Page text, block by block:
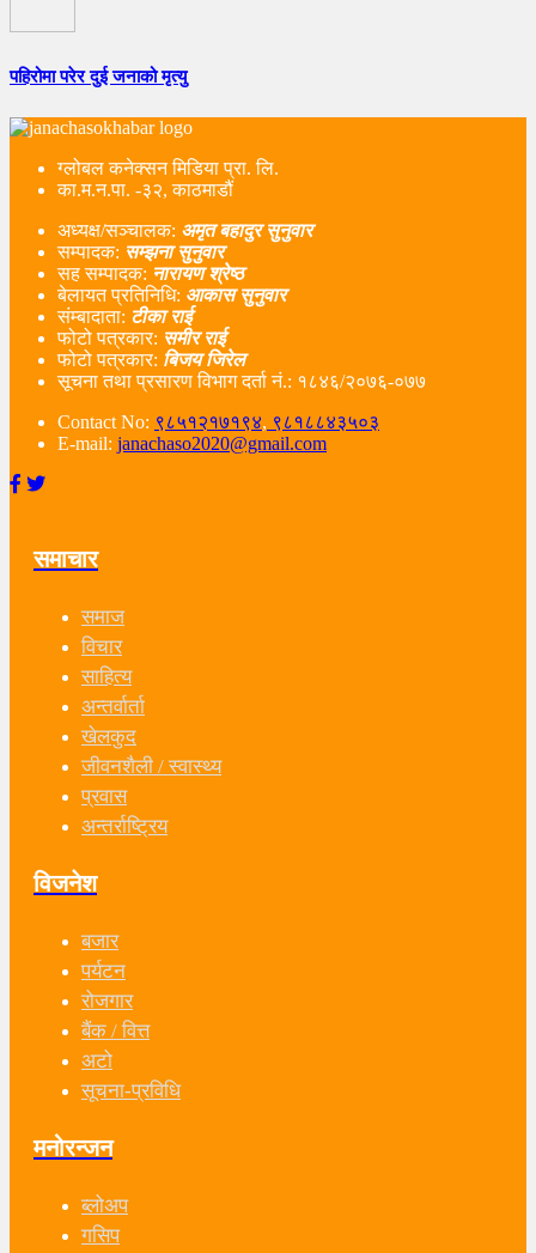
पहिरोमा परेर दुई जनाको मृत्यु
ग्लोबल कनेक्सन मिडिया प्रा. लि.
का.म.न.पा. -३२, काठमाडौं
अध्यक्ष/सञ्चालक: अमृत बहादुर सुनुवार
सम्पादक: सम्झना सुनुवार
सह सम्पादक: नारायण श्रेष्ठ
बेलायत प्रतिनिधि: आकास सुनुवार
संम्बादाता: टीका राई
फोटो पत्रकार: समीर राई
फोटो पत्रकार: बिजय जिरेल
सूचना तथा प्रसारण विभाग दर्ता नं‌.: १८४६/२०७६-०७७
Contact No: ९८५१२१७१९४, ९८१८८४३५०३
E-mail: janachaso2020@gmail.com
समाचार
समाज
विचार
साहित्य
अन्तर्वार्ता
खेलकुद
जीवनशैली / स्वास्थ्य
प्रवास
अन्तर्राष्ट्रिय
विजनेश
बजार
पर्यटन
रोजगार
बैंक / वित्त
अटो
सूचना-प्रविधि
मनोरन्जन
ब्लोअप
गसिप